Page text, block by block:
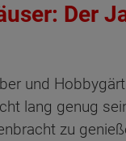
Der
und
lang genug
zu